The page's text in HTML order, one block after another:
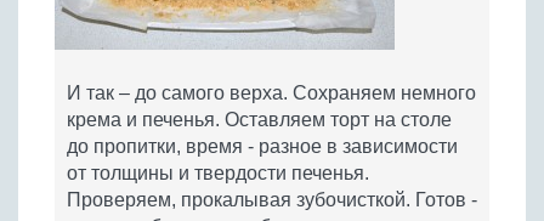
И так – до самого верха. Сохраняем немного
крема и печенья. Оставляем торт на столе
до пропитки, время - разное в зависимости
от толщины и твердости печенья.
Проверяем, прокалывая зубочисткой. Готов -